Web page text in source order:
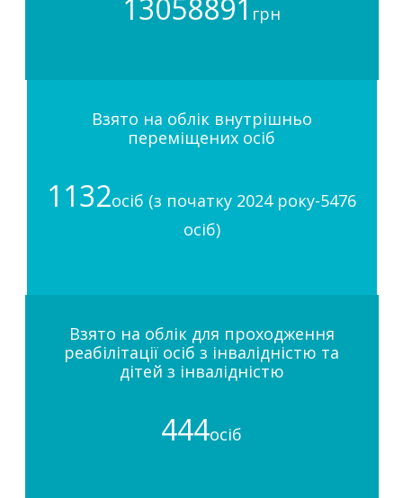
13058891 грн
Взято на облік внутрішньо
переміщених осіб
1132осіб (з початку 2024 року-5476
осіб)
Взято на облік для проходження
реабілітації осіб з інвалідністю та
дітей з інвалідністю
444осіб